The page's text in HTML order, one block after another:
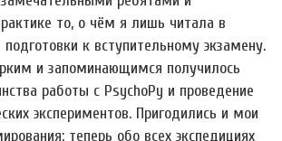
то, о чём я лишь читала в
к вступительному экзамену.
и запоминающимся получилось
работы с PsychoPy и проведение
экспериментов. Пригодились и мои
теперь обо всех экспедициях